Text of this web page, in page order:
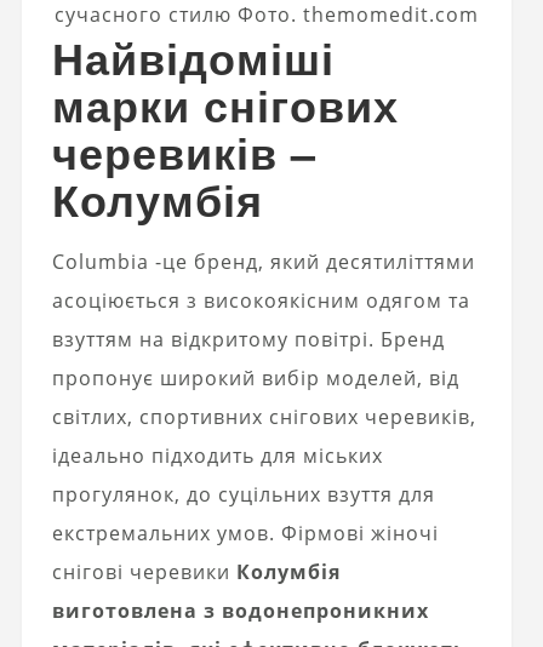
сучасного стилю Фото. themomedit.com
Найвідоміші
марки снігових
черевиків –
Колумбія
Columbia -це бренд, який десятиліттями
асоціюється з високоякісним одягом та
взуттям на відкритому повітрі. Бренд
пропонує широкий вибір моделей, від
світлих, спортивних снігових черевиків,
ідеально підходить для міських
прогулянок, до суцільних взуття для
екстремальних умов. Фірмові жіночі
снігові черевики Колумбія
виготовлена ​​з водонепроникних